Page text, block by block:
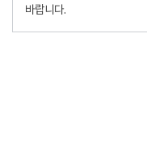
바랍니다.